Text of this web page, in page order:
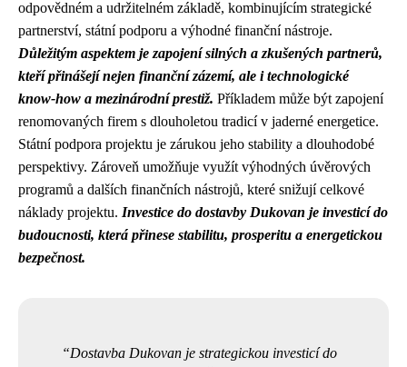
odpovědném a udržitelném základě, kombinujícím strategické
partnerství, státní podporu a výhodné finanční nástroje.
Důležitým aspektem je zapojení silných a zkušených partnerů,
kteří přinášejí nejen finanční zázemí, ale i technologické
know-how a mezinárodní prestiž. Příkladem může být zapojení
renomovaných firem s dlouholetou tradicí v jaderné energetice.
Státní podpora projektu je zárukou jeho stability a dlouhodobé
perspektivy. Zároveň umožňuje využít výhodných úvěrových
programů a dalších finančních nástrojů, které snižují celkové
náklady projektu. Investice do dostavby Dukovan je investicí do
budoucnosti, která přinese stabilitu, prosperitu a energetickou
bezpečnost.
Dostavba Dukovan je strategickou investicí do